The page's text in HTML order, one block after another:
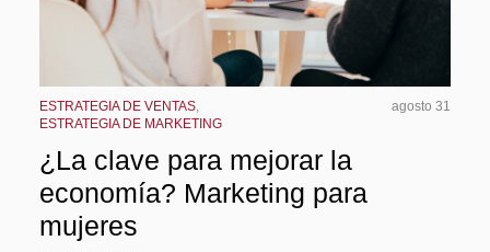
ESTRATEGIA DE VENTAS,
ESTRATEGIA DE MARKETING
agosto 31
¿La clave para mejorar la
economía? Marketing para
mujeres